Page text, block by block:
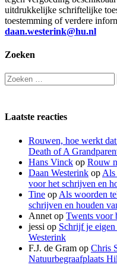
uitdrukkelijke schriftelijke
toestemming of verdere
daan.westerink@hu.nl
Zoeken
Zoeken
naar:
Laatste reacties
Rouwen, hoe werkt
Death of A
Hans Vinck op Rouw
Daan Westerink op Als
voor het schrijven en
Tine op Als woorden
schrijven en houden
Annet op Twents voor
jessi op Schrijf je
Westerink
F.J. de Gram op Chris
Natuurbegraafplaats